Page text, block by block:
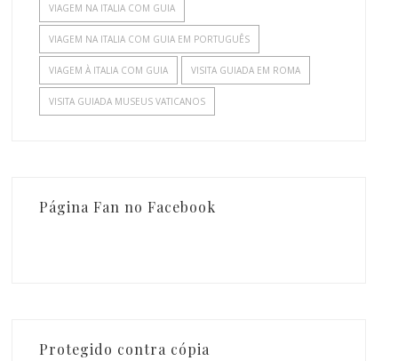
VIAGEM NA ITALIA COM GUIA
VIAGEM NA ITALIA COM GUIA EM PORTUGUÊS
VIAGEM À ITALIA COM GUIA VISITA GUIADA EM ROMA
VISITA GUIADA MUSEUS VATICANOS
Página Fan no Facebook
Protegido contra cópia